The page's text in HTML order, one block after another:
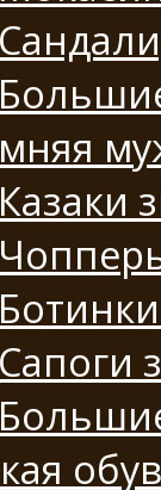
Казаки
Сапоги